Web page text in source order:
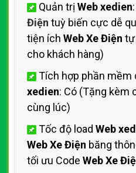
Quản trị Web xedien:
Điện tuỳ biến cực dễ
tiện ích Web Xe Điện tự
cho khách hàng)
Tích hợp phần mềm
xedien: Có (Tặng kèm
cùng lúc)
Tốc độ load Web
Web Xe Điện băng
tối ưu Code Web Xe